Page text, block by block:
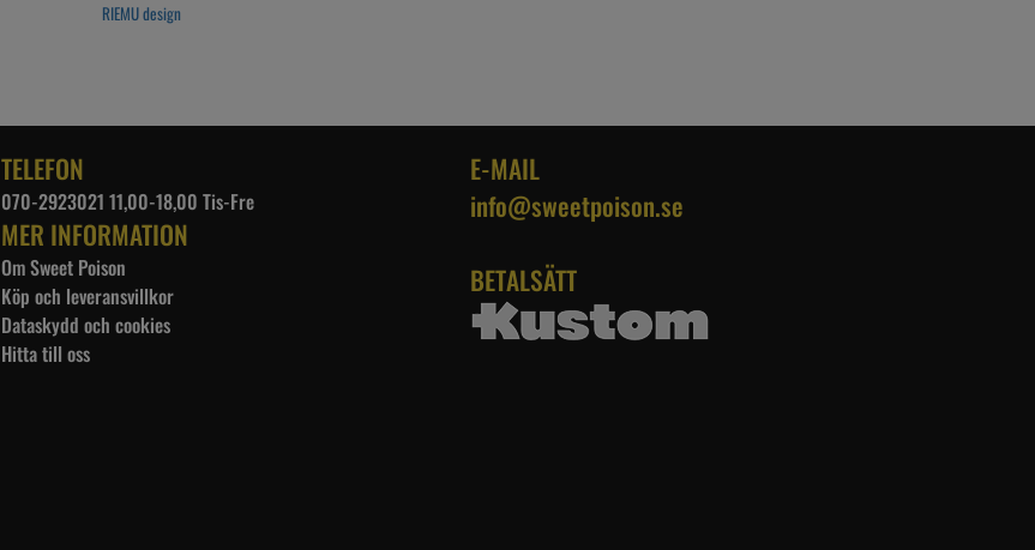
RIEMU design
TELEFON
070-2923021 11,00-18,00 Tis-Fre
MER INFORMATION
Om Sweet Poison
Köp och leveransvillkor
Dataskydd och cookies
Hitta till oss
E-MAIL
info@sweetpoison.se
BETALSÄTT